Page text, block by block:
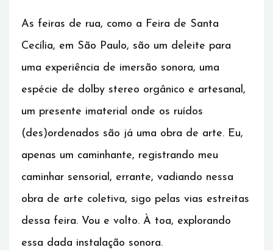
As feiras de rua, como a Feira de Santa
Cecília, em São Paulo, são um deleite para
uma experiência de imersão sonora, uma
espécie de dolby stereo orgânico e artesanal,
um presente imaterial onde os ruídos
(des)ordenados são já uma obra de arte. Eu,
apenas um caminhante, registrando meu
caminhar sensorial, errante, vadiando nessa
obra de arte coletiva, sigo pelas vias estreitas
dessa feira. Vou e volto. À toa, explorando
essa dada instalação sonora.